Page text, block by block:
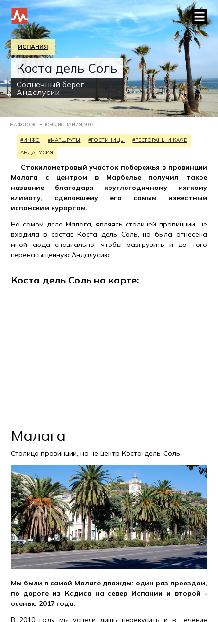
ИСПАНИЯ
Коста дель Соль
Солнечный берег
Андалусии
НА ФОТО: ЭСТЕПОНА, ИСПАНИЯ, 2017
#ИНФО #МАРШРУТЫ #ГОСТИНИЦЫ
#РЕСТОРАНЫ И КАФЕ
АНДАЛУСИЯ
Стокилометровый участок побережья в провинции
Малага с центром в Марбелье получил такое
название благодаря круглогодичному мягкому
климату, сделавшему его самым известным
испанским курортом.
На самом деле Малага, являясь столицей провинции, не
входила в состав Коста дель Соль, но была отнесена
мной сюда специально, чтобы разгрузить и до того
перенасыщенную Андалусию.
Коста дель Соль на карте:
Малага
Столица провинции, но не центр Коста-дель-Соль
Мы были в самой Малаге дважды: один раз проездом,
по дороге из Кадиса на север Испании и второй -
осенью 2017 года.
В 2010 году мы успели лишь перекусить и в течение